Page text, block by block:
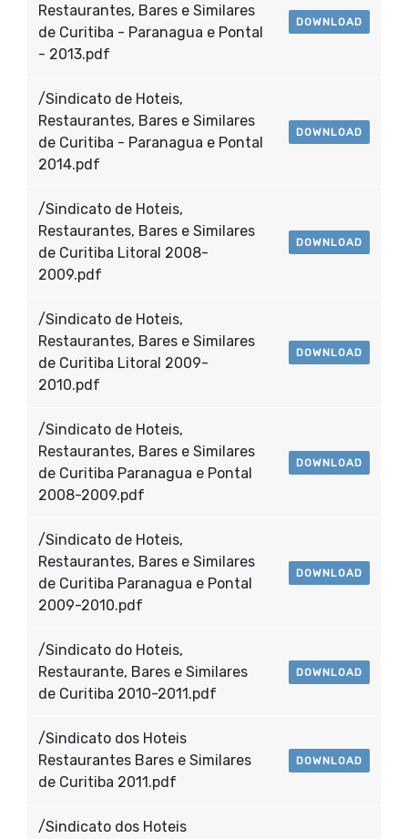
Restaurantes, Bares e Similares
de Curitiba - Paranagua e Pontal
- 2013.pdf
DOWNLOAD
/Sindicato de Hoteis,
Restaurantes, Bares e Similares
de Curitiba - Paranagua e Pontal
2014.pdf
DOWNLOAD
/Sindicato de Hoteis,
Restaurantes, Bares e Similares
de Curitiba Litoral 2008-
2009.pdf
DOWNLOAD
/Sindicato de Hoteis,
Restaurantes, Bares e Similares
de Curitiba Litoral 2009-
2010.pdf
DOWNLOAD
/Sindicato de Hoteis,
Restaurantes, Bares e Similares
de Curitiba Paranagua e Pontal
2008-2009.pdf
DOWNLOAD
/Sindicato de Hoteis,
Restaurantes, Bares e Similares
de Curitiba Paranagua e Pontal
2009-2010.pdf
DOWNLOAD
/Sindicato do Hoteis,
Restaurante, Bares e Similares
de Curitiba 2010-2011.pdf
DOWNLOAD
/Sindicato dos Hoteis
Restaurantes Bares e Similares
de Curitiba 2011.pdf
DOWNLOAD
/Sindicato dos Hoteis